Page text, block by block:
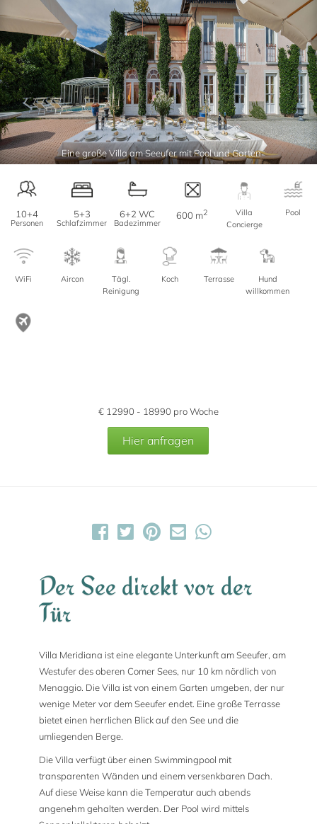
Eine große Villa am Seeufer mit Pool und Garten
10+4
Personen
5+3
Schlafzimmer
6+2 WC
Badezimmer
600 m2
Villa
Concierge
Pool
WiFi Aircon
Tägl.
Reinigung
Koch Terrasse
Hund
willkommen
€ 12990 - 18990 pro Woche
Hier anfragen
Der See direkt vor der
Tür
Villa Meridiana ist eine elegante Unterkunft am Seeufer, am
Westufer des oberen Comer Sees, nur 10 km nördlich von
Menaggio. Die Villa ist von einem Garten umgeben, der nur
wenige Meter vor dem Seeufer endet. Eine große Terrasse
bietet einen herrlichen Blick auf den See und die
umliegenden Berge.
Die Villa verfügt über einen Swimmingpool mit
transparenten Wänden und einem versenkbaren Dach.
Auf diese Weise kann die Temperatur auch abends
angenehm gehalten werden. Der Pool wird mittels